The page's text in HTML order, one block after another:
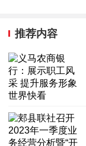
推荐内容